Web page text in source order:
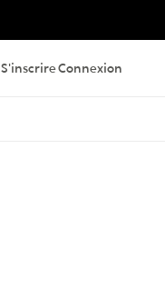
S'inscrireConnexion